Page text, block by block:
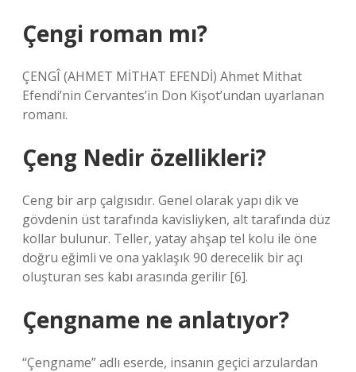
Çengi roman mı?
ÇENGÎ (AHMET MİTHAT EFENDİ) Ahmet Mithat
Efendi’nin Cervantes’in Don Kişot’undan uyarlanan
romanı.
Çeng Nedir özellikleri?
Ceng bir arp çalgısıdır. Genel olarak yapı dik ve
gövdenin üst tarafında kavisliyken, alt tarafında düz
kollar bulunur. Teller, yatay ahşap tel kolu ile öne
doğru eğimli ve ona yaklaşık 90 derecelik bir açı
oluşturan ses kabı arasında gerilir [6].
Çengname ne anlatıyor?
“Çengname” adlı eserde, insanın geçici arzulardan